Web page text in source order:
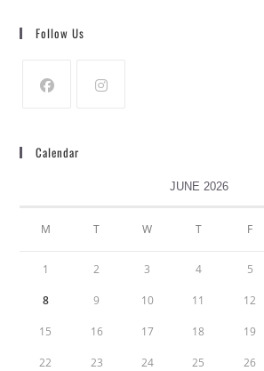
Follow Us
Calendar
JUNE 2026
M T W T F
1 2 3 4 5
8 9 10 11 12
15 16 17 18 19
22 23 24 25 26